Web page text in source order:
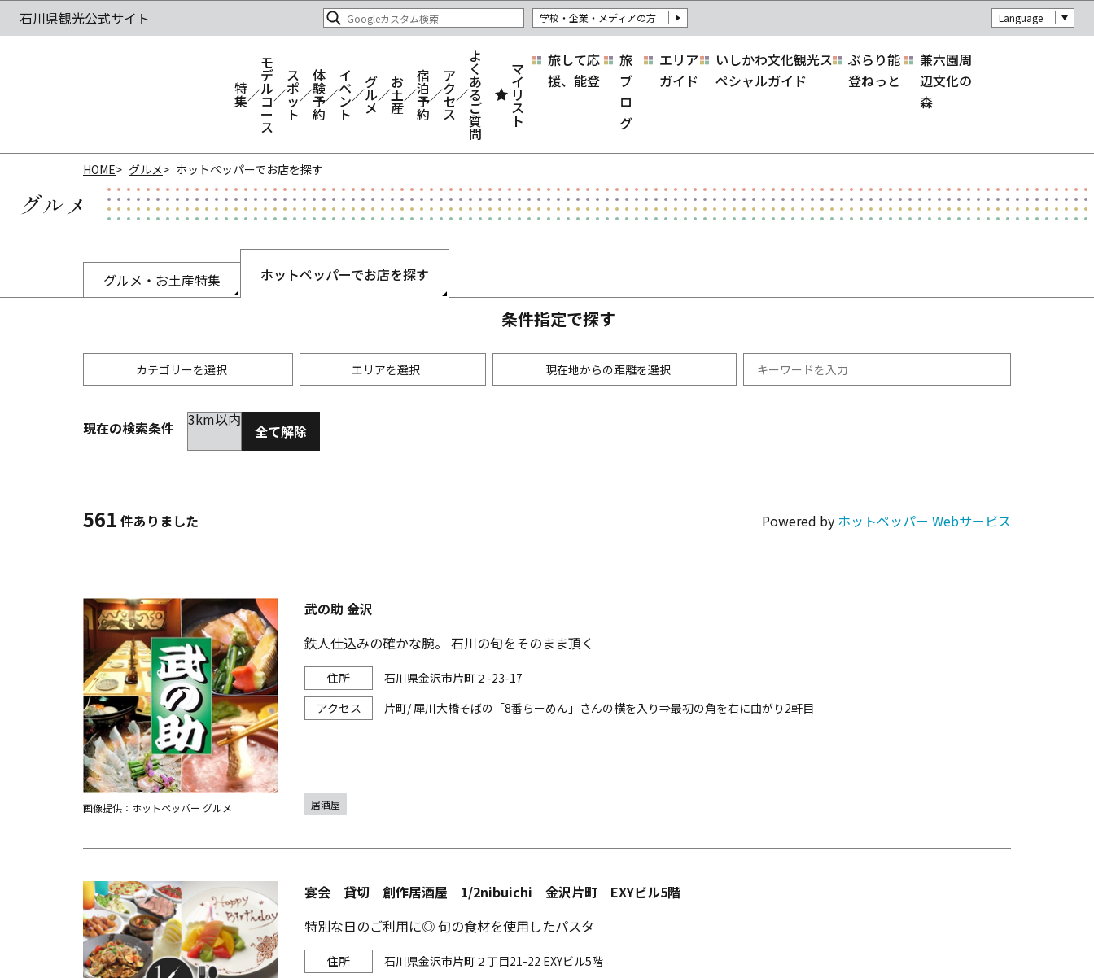
学校・企業・メディアの方 Language
特
集
モ
デ
ル
コ
ー
ス
ス
ポ
ッ
ト
体
験
予
約
イ
ベ
ン
ト
グ
ル
メ
お
土
産
宿
泊
予
約
ア
ク
セ
ス
よ
く
あ
る
ご
質
問
マ
イ
リ
ス
ト
旅して応
援、能登
旅
ブ
ロ
グ
エリア
ガイド
いしかわ文化観光ス
ペシャルガイド
ぶらり能
登ねっと
兼六園周
辺文化の
森
HOME グルメ ホットペッパーでお店を探す
グルメ
グルメ・お土産特集 ホットペッパーでお店を探す
条件指定で探す
カテゴリーを選択 エリアを選択 現在地からの距離を選択
居酒屋
韓国料理 カラオケ・パーティ
その他グルメ
金沢(片町･香林坊･にし茶屋周辺)
金沢市他・野々市・白山・内灘
未選択
現在の検索条件 3km以内
全て解除
561 件ありました Powered by ホットペッパー Webサービス
武の助 金沢
鉄人仕込みの確かな腕。 石川の旬をそのまま頂く
石川県金沢市片町２-23-17
片町/ 犀川大橋そばの「8番らーめん」さんの横を入り⇒最初の角を右に曲がり2軒目
画像提供：ホットペッパー グルメ 居酒屋
宴会 貸切 創作居酒屋 1/2nibuichi 金沢片町 EXYビル5階
特別な日のご利用に◎ 旬の食材を使用したパスタ
石川県金沢市片町２丁目21-22 EXYビル5階